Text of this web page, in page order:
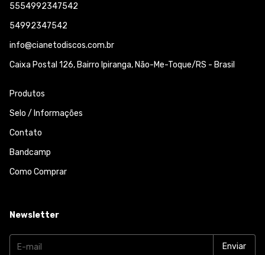
5554992347542
54992347542
info@cianetodiscos.com.br
Caixa Postal 126, Bairro Ipiranga, Não-Me-Toque/RS - Brasil
Produtos
Selo / Informações
Contato
Bandcamp
Como Comprar
Newsletter